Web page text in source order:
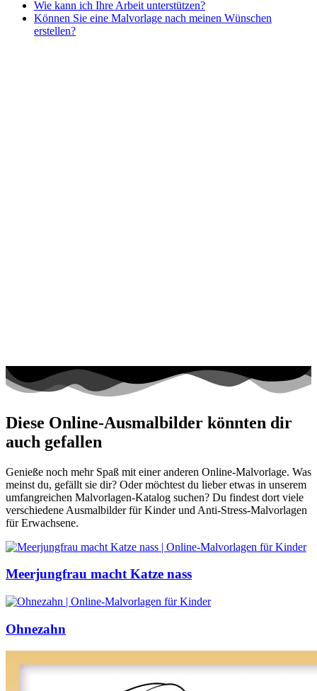
Nezaradené
Unkategorisiert
Wie kann ich Ihre Arbeit unterstützen?
Können Sie eine Malvorlage nach meinen Wünschen
erstellen?
Diese Online-Ausmalbilder könnten dir
auch gefallen
Genieße noch mehr Spaß mit einer anderen Online-Malvorlage. Was
meinst du, gefällt sie dir? Oder möchtest du lieber etwas in unserem
umfangreichen Malvorlagen-Katalog suchen? Du findest dort viele
verschiedene Ausmalbilder für Kinder und Anti-Stress-Malvorlagen
für Erwachsene.
Meerjungfrau macht Katze nass
Ohnezahn